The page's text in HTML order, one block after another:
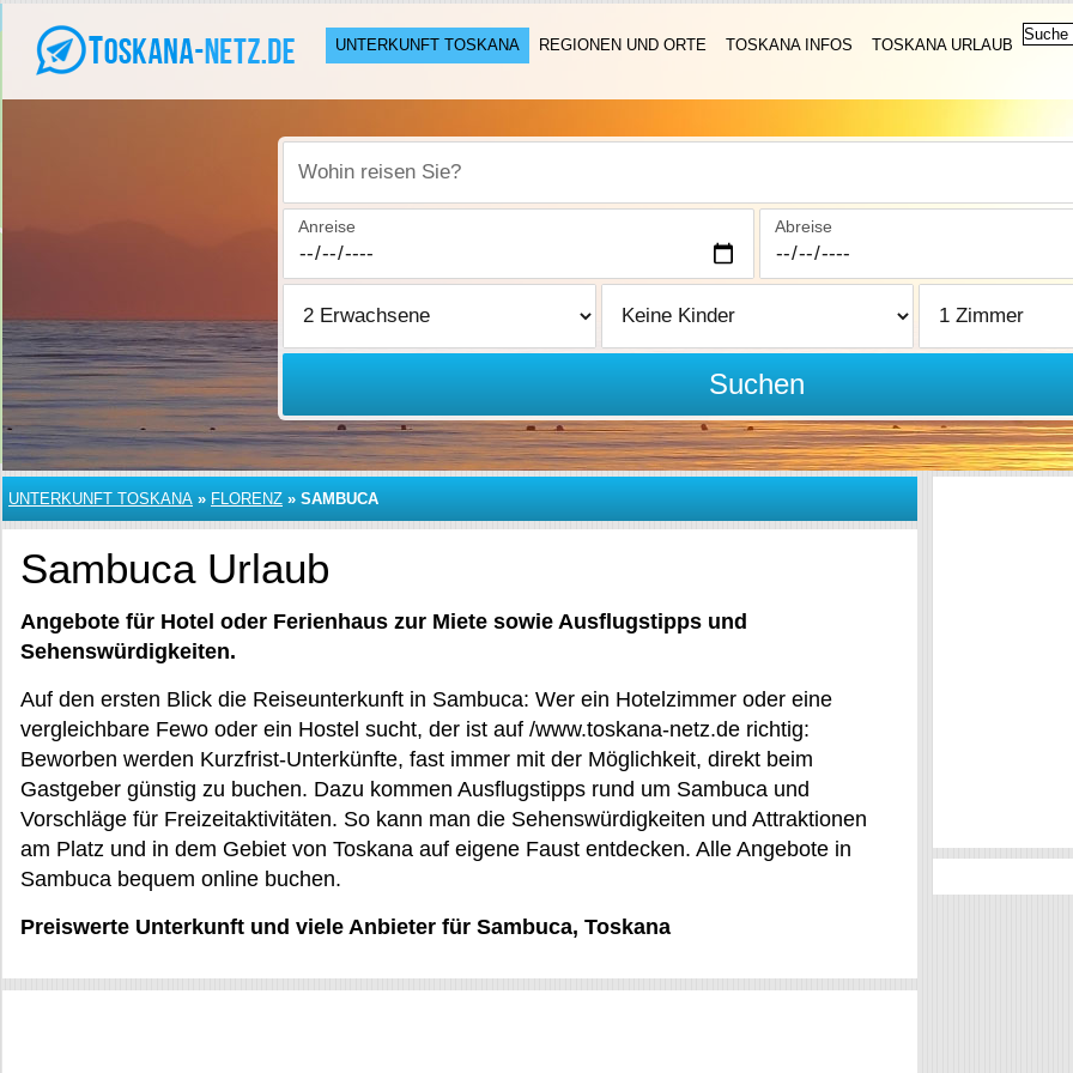
UNTERKUNFT TOSKANA REGIONEN UND ORTE TOSKANA INFOS TOSKANA URLAUB
Wohin reisen Sie?
Anreise Abreise
Suchen
UNTERKUNFT TOSKANA » FLORENZ » SAMBUCA
Sambuca Urlaub
Angebote für Hotel oder Ferienhaus zur Miete sowie Ausflugstipps und
Sehenswürdigkeiten.
Auf den ersten Blick die Reiseunterkunft in Sambuca: Wer ein Hotelzimmer oder eine
vergleichbare Fewo oder ein Hostel sucht, der ist auf /www.toskana-netz.de richtig:
Beworben werden Kurzfrist-Unterkünfte, fast immer mit der Möglichkeit, direkt beim
Gastgeber günstig zu buchen. Dazu kommen Ausflugstipps rund um Sambuca und
Vorschläge für Freizeitaktivitäten. So kann man die Sehenswürdigkeiten und Attraktionen
am Platz und in dem Gebiet von Toskana auf eigene Faust entdecken. Alle Angebote in
Sambuca bequem online buchen.
Preiswerte Unterkunft und viele Anbieter für Sambuca, Toskana